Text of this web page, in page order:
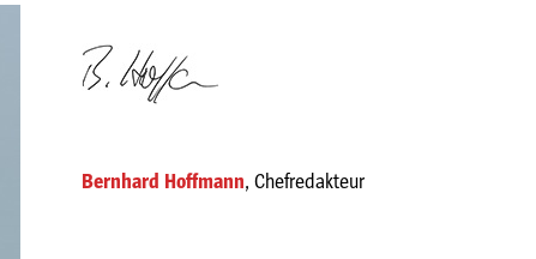
Bernhard Hoffmann, Chefredakteur